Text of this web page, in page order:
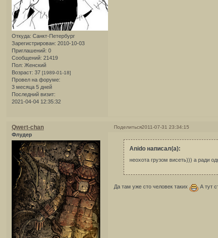
Откуда: Санкт-Петербург
Зарегистрирован: 2010-10-03
Приглашений: 0
Сообщений: 21419
Пол: Женский
Возраст: 37 [1989-01-18]
Провел на форуме:
3 месяца 5 дней
Последний визит:
2021-04-04 12:35:32
Поделиться2011-07-31 23:34:15
Qwert-chan
Флудер
Anido написал(а):
неохота грузом висеть))) а ради
Да там уже сто человек таких А тут